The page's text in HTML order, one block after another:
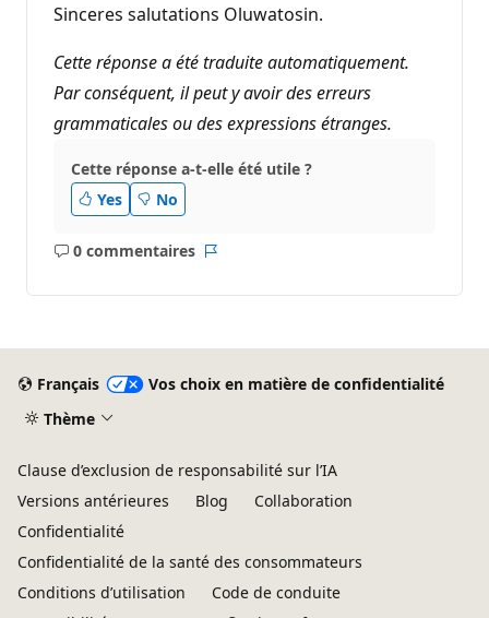
Sinceres salutations Oluwatosin.
Cette réponse a été traduite automatiquement.
Par conséquent, il peut y avoir des erreurs
grammaticales ou des expressions étranges.
Cette réponse a-t-elle été utile ?
Yes
No
0 commentaires
Aucun
Français
Vos choix en matière de confidentialité
Thème
Clause d’exclusion de responsabilité sur l’IA
Versions antérieures
Blog
Collaboration
Confidentialité
Confidentialité de la santé des consommateurs
Conditions d’utilisation
Code de conduite